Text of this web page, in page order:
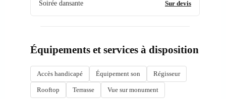
Soirée dansante Sur devis
Équipements et services à disposition
Accès handicapé Équipement son Régisseur
Rooftop Terrasse Vue sur monument